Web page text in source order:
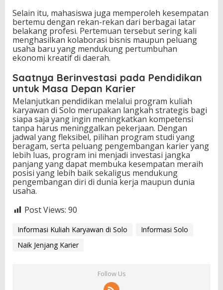
Selain itu, mahasiswa juga memperoleh kesempatan
bertemu dengan rekan-rekan dari berbagai latar
belakang profesi. Pertemuan tersebut sering kali
menghasilkan kolaborasi bisnis maupun peluang
usaha baru yang mendukung pertumbuhan
ekonomi kreatif di daerah.
Saatnya Berinvestasi pada Pendidikan
untuk Masa Depan Karier
Melanjutkan pendidikan melalui program kuliah
karyawan di Solo merupakan langkah strategis bagi
siapa saja yang ingin meningkatkan kompetensi
tanpa harus meninggalkan pekerjaan. Dengan
jadwal yang fleksibel, pilihan program studi yang
beragam, serta peluang pengembangan karier yang
lebih luas, program ini menjadi investasi jangka
panjang yang dapat membuka kesempatan meraih
posisi yang lebih baik sekaligus mendukung
pengembangan diri di dunia kerja maupun dunia
usaha.
Post Views: 90
Informasi Kuliah Karyawan di Solo
Informasi Solo
Naik Jenjang Karier
Follow Us